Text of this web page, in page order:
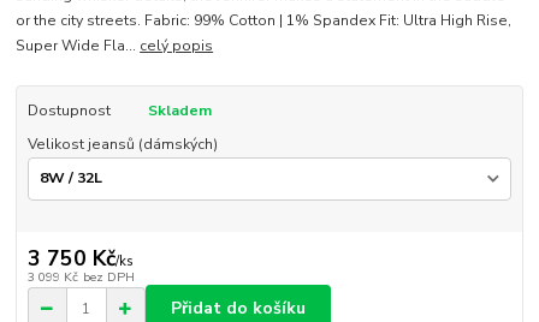
or the city streets. Fabric: 99% Cotton | 1% Spandex Fit: Ultra High Rise,
Super Wide Fla... celý popis
Dostupnost
Skladem
Velikost jeansů (dámských)
3 750 Kč/ks
3 099 Kč bez DPH
Přidat do košíku